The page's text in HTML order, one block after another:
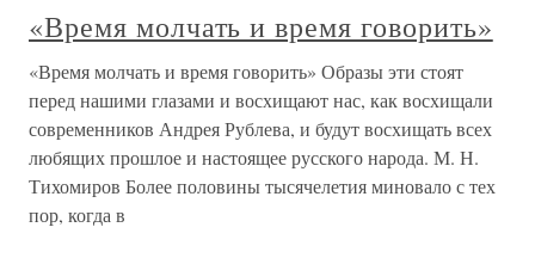
«Время молчать и время говорить»
«Время молчать и время говорить» Образы эти стоят
перед нашими глазами и восхищают нас, как восхищали
современников Андрея Рублева, и будут восхищать всех
любящих прошлое и настоящее русского народа. М. Н.
Тихомиров Более половины тысячелетия миновало с тех
пор, когда в